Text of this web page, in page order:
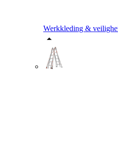
Werkkleding &